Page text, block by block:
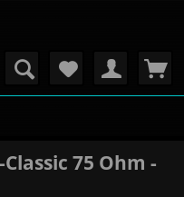
Classic 75 Ohm -